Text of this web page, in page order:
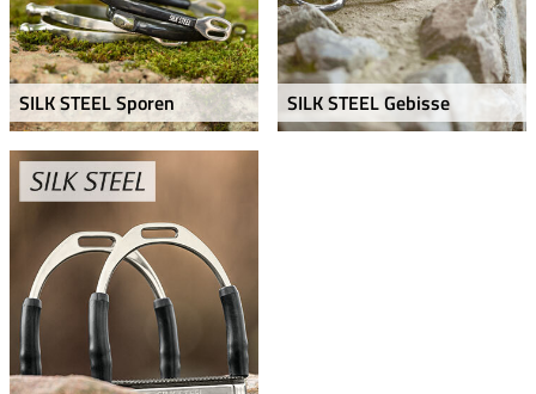
SILK STEEL Sporen SILK STEEL Gebisse